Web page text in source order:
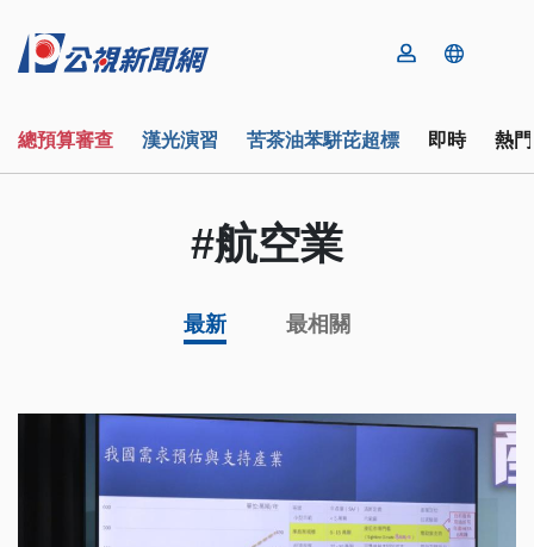
總預算審查 漢光演習 苦茶油苯駢芘超標 即時 熱
#航空業
最新 最相關